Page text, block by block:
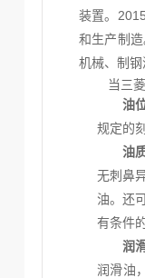
装置。
和生产制
机械、制
当三
油
规定的
油
无刺鼻
油。还
有条件
润
润滑油